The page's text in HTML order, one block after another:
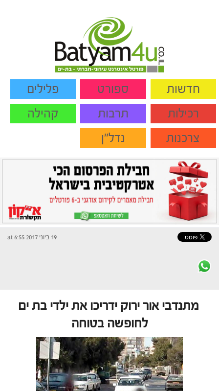
חדשות ספורט
פלילים
רכילות
תרבות
קהילה
צרכנות
נדל"ן
19 ביוני 2017 at 6:55
מתנדבי אור ירוק ידריכו את ילדי בת ים
לחופשה בטוחה